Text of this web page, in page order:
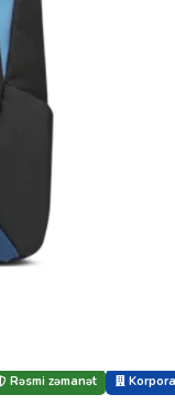
Rəsmi zəmanət